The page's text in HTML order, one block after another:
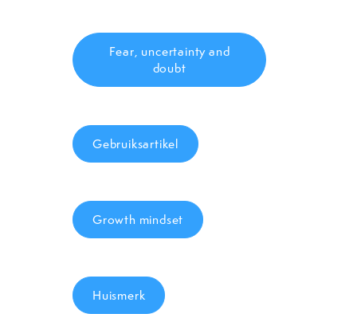
Fear, uncertainty and
doubt
Gebruiksartikel
Growth mindset
Huismerk